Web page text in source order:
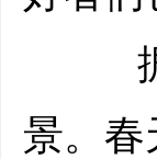
据
景。春